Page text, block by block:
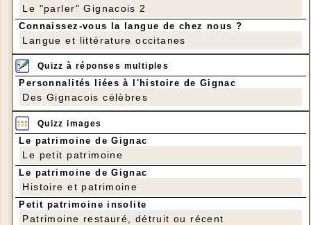
Le "parler" Gignacois 2
Connaissez-vous la langue de chez nous ?
Langue et littérature occitanes
Quizz à réponses multiples
Personnalités liées à l'histoire de Gignac
Des Gignacois célèbres
Quizz images
Le patrimoine de Gignac
Le petit patrimoine
Le patrimoine de Gignac
Histoire et patrimoine
Petit patrimoine insolite
Patrimoine restauré, détruit ou récent